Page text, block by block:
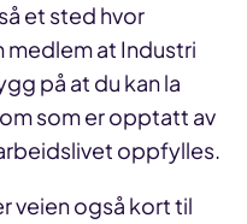
et sted hvor
at Industri
på at du kan la
som er opptatt av
oppfylles.
veien også kort til